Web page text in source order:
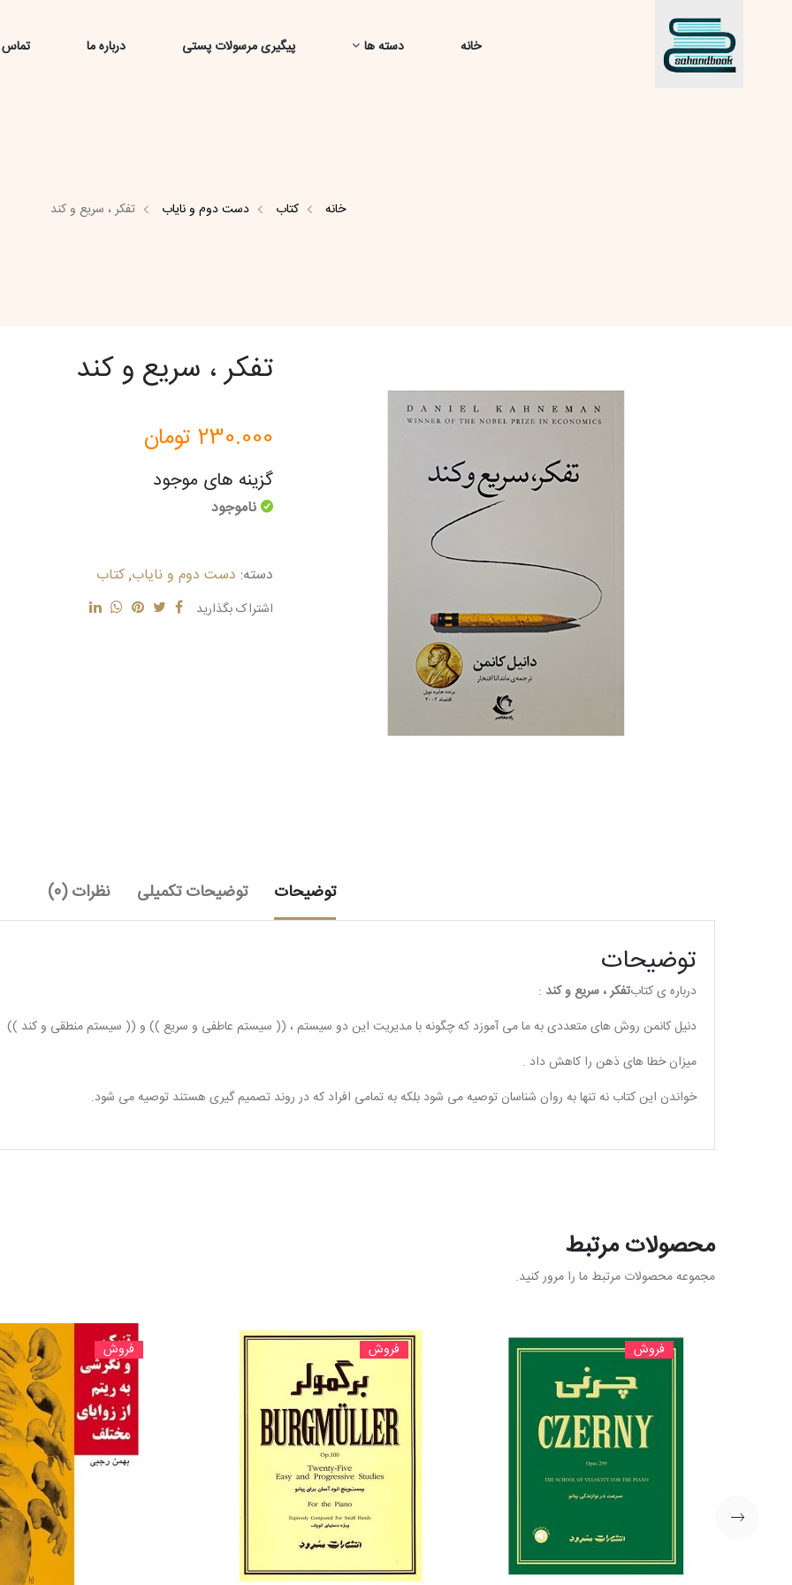
خانه دسته ها پیگیری مرسولات پستی درباره ما تماس
خانه کتاب دست دوم و نایاب تفکر ، سریع و کند
تفکر ، سریع و کند
230.000 تومان
گزینه های موجود
ناموجود
دسته: دست دوم و نایاب,کتاب
اشتراک بگذارید
توضیحات توضیحات تکمیلی نظرات (0)
توضیحات
درباره ی کتابتفکر ، سریع و کند :
دنیل کانمن روش های متعددی به ما می آموزد که چگونه با مدیریت این دو سیستم ، (( سیستم عاطفی و سریع )) و (( سیستم منطقی و کند ))
میزان خطا های ذهن را کاهش داد .
خواندن این کتاب نه تنها به روان شناسان توصیه می شود بلکه به تمامی افراد که در روند تصمیم گیری هستند توصیه می شود.
محصولات مرتبط
مجموعه محصولات مرتبط ما را مرور کنید.
فروش فروش فروش